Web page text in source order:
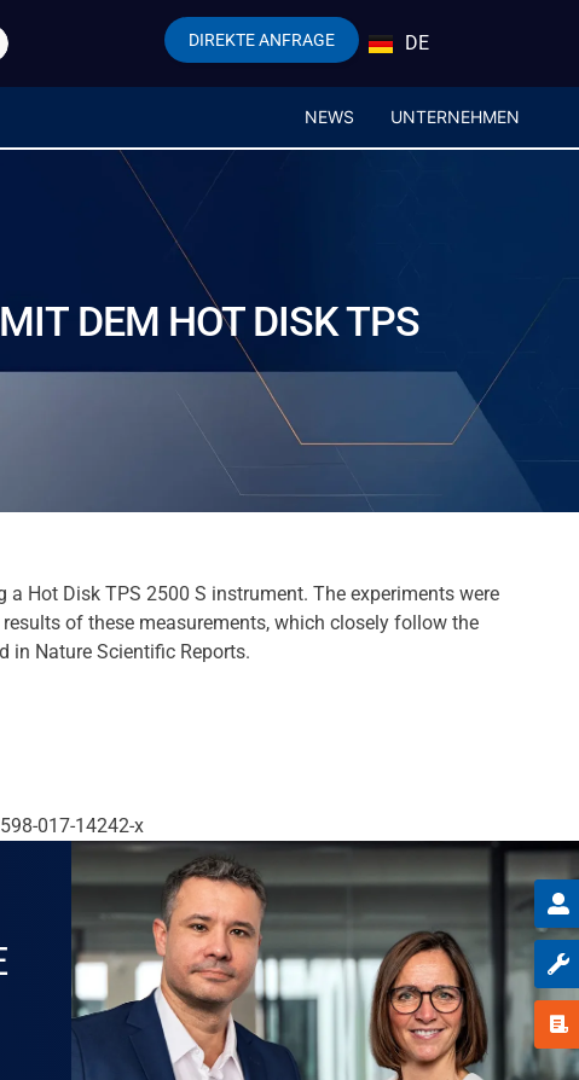
DIREKTE ANFRAGE DE
EN
NEWS UNTERNEHMEN
DEM HOT DISK TPS
Hot Disk TPS 2500 S instrument. The experiments were
of these measurements, which closely follow the
in Nature Scientific Reports.
017-14242-x